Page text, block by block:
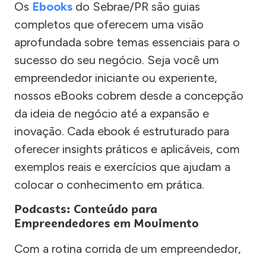
Os Ebooks do Sebrae/PR são guias
completos que oferecem uma visão
aprofundada sobre temas essenciais para o
sucesso do seu negócio. Seja você um
empreendedor iniciante ou experiente,
nossos eBooks cobrem desde a concepção
da ideia de negócio até a expansão e
inovação. Cada ebook é estruturado para
oferecer insights práticos e aplicáveis, com
exemplos reais e exercícios que ajudam a
colocar o conhecimento em prática.
Podcasts: Conteúdo para
Empreendedores em Movimento
Com a rotina corrida de um empreendedor,